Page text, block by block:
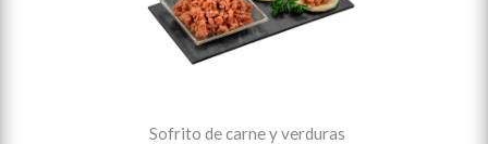
Sofrito de carne y verduras